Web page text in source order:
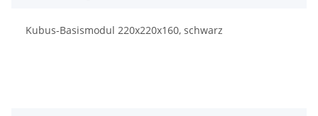
Kubus-Basismodul 220x220x160, schwarz